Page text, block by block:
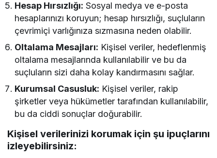
Hesap Hırsızlığı: Sosyal medya ve e-posta
hesaplarınızı koruyun; hesap hırsızlığı, suçluların
çevrimiçi varlığınıza sızmasına neden olabilir.
Oltalama Mesajları: Kişisel veriler, hedeflenmiş
oltalama mesajlarında kullanılabilir ve bu da
suçluların sizi daha kolay kandırmasını sağlar.
Kurumsal Casusluk: Kişisel veriler, rakip
şirketler veya hükümetler tarafından kullanılabilir,
bu da ciddi sonuçlar doğurabilir.
Kişisel verilerinizi korumak için şu ipuçlarını
izleyebilirsiniz: